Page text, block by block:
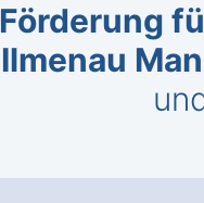
Förderung
Ilmenau